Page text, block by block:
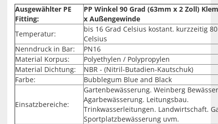
Ausgewählter PE
Fitting:
PP Winkel 90 Grad (63mm x 2 Zoll)
x Außengewinde
Temperatur:
bis 16 Grad Celsius kostant. kurzzeitig
Celsius
Nenndruck in Bar:
PN16
Material Korpus:
Polyethylen / Polypropylen
Material Dichtung:
NBR - (Nitril-Butadien-Kautschuk)
Farbe:
Bubblegum Blue and Black
Einsatzbereiche:
Gartenbewässerung. Weinberg
Agarbewässerung. Leitungsbau.
Trinkwasserleitungen. Landwirtschaft.
Sportplatzbewässerung uvm.